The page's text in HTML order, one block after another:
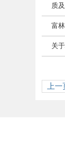
质
富
关
上